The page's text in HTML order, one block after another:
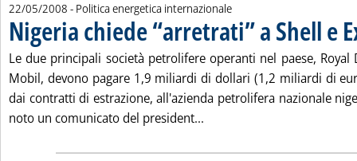
22/05/2008 - Politica energetica internazionale
Nigeria chiede “arretrati” a Shell e
Le due principali società petrolifere operanti nel paese, Royal
Mobil, devono pagare 1,9 miliardi di dollari (1,2 miliardi di
dai contratti di estrazione, all'azienda petrolifera nazionale
noto un comunicato del president...